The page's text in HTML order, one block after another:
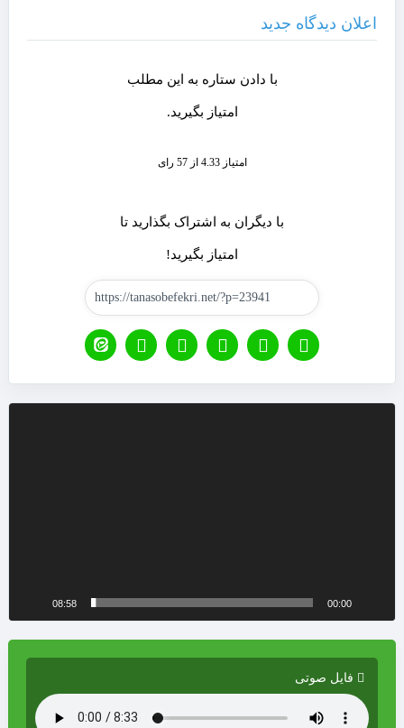
اعلان دیدگاه‌ جدید
با دادن ستاره به این مطلب
امتیاز بگیرید.
امتیاز 4.33 از 57 رای
با دیگران به اشتراک بگذارید تا
امتیاز بگیرید!
00:00
08:58
فایل صوتی